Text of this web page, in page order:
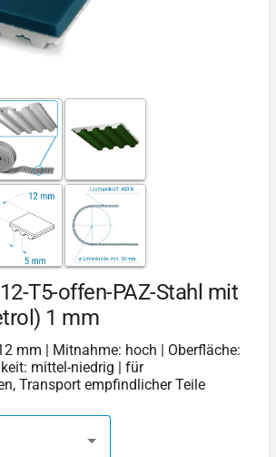
T5-offen-PAZ-Stahl mit
1 mm
mm | Mitnahme: hoch | Oberfläche:
mittel-niedrig | für
Transport empfindlicher Teile